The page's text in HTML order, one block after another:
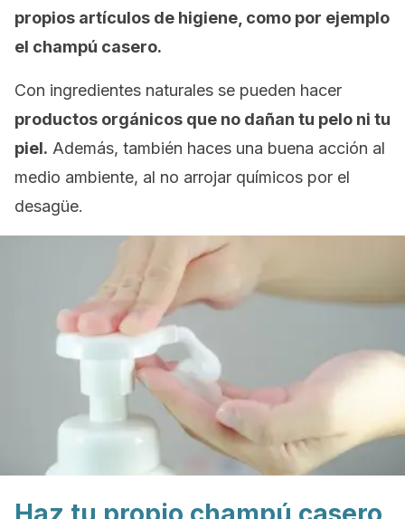
propios artículos de higiene, como por ejemplo
el champú casero.
Con ingredientes naturales se pueden hacer
productos orgánicos que no dañan tu pelo ni tu
piel. Además, también haces una buena acción al
medio ambiente, al no arrojar químicos por el
desagüe.